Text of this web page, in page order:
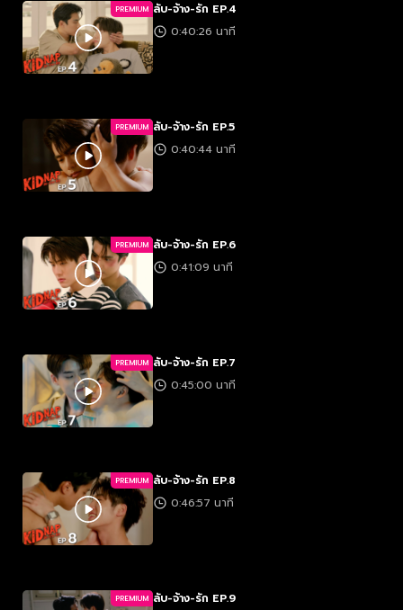
PREMIUM ลับ-จ้าง-รัก EP.4
0:40:26 นาที
PREMIUM ลับ-จ้าง-รัก EP.5
0:40:44 นาที
PREMIUM ลับ-จ้าง-รัก EP.6
0:41:09 นาที
PREMIUM ลับ-จ้าง-รัก EP.7
0:45:00 นาที
PREMIUM ลับ-จ้าง-รัก EP.8
0:46:57 นาที
PREMIUM ลับ-จ้าง-รัก EP.9